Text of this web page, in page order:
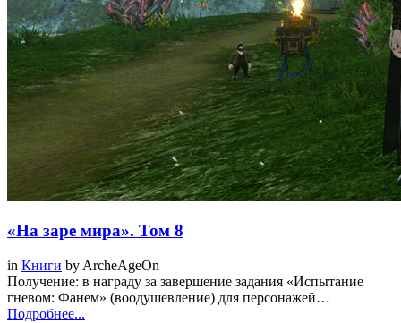
«На заре мира». Том 8
in Книги by ArcheAgeOn
Получение: в награду за завершение задания «Испытание
гневом: Фанем» (воодушевление) для персонажей…
Подробнее...